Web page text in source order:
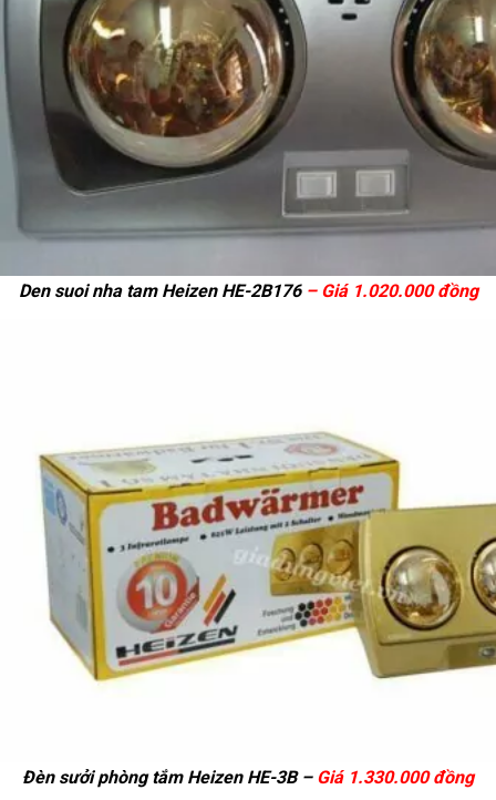
Den suoi nha tam Heizen HE-2B176– Giá 1.020.000 đồng
Đèn sưởi phòng tắm Heizen HE-3B –Giá 1.330.000 đồng